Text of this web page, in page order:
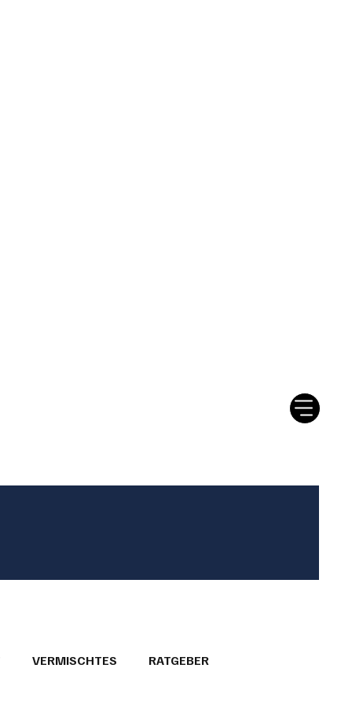
VERMISCHTES RATGEBER